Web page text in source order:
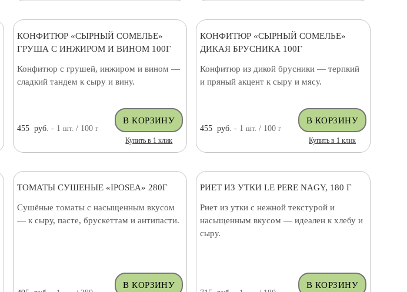
КОНФИТЮР «СЫРНЫЙ СОМЕЛЬЕ»
ГРУША С ИНЖИРОМ И ВИНОМ 100Г
Конфитюр с грушей, инжиром и вином —
сладкий тандем к сыру и вину.
455 руб. - 1 шт. / 100 г
Купить в 1 клик
КОНФИТЮР «СЫРНЫЙ СОМЕЛЬЕ»
ДИКАЯ БРУСНИКА 100Г
Конфитюр из дикой брусники — терпкий
и пряный акцент к сыру и мясу.
455 руб. - 1шт. / 100г
Купить в 1 клик
ТОМАТЫ СУШЕНЫЕ «IPOSEA» 280Г
Сушёные томаты с насыщенным вкусом
— к сыру, пасте, брускеттам и антипасти.
РИЕТ ИЗ УТКИ LE PERE NAGY, 180 Г
Риет из утки с нежной текстурой и
насыщенным вкусом — идеален к хлебу и
сыру.